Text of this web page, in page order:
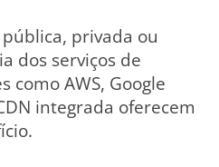
privada ou
dos serviços de
como AWS, Google
integrada oferecem